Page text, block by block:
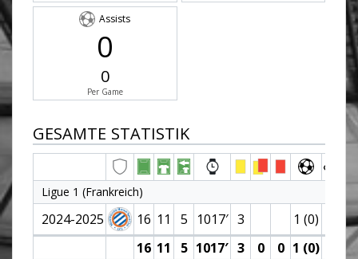
Assists
0
0
Per Game
GESAMTE STATISTIK
Ligue 1 (Frankreich)
2024-2025 16 11 5 1017′ 3
1 (0)
16 11 5 1017′ 3 0 0 1 (0)